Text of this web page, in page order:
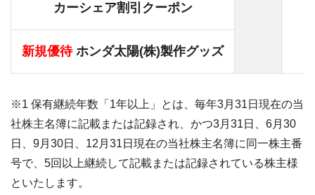
カーシェア割引クーポン
新規優待ホンダ太陽(株)製作グッズ
※1 保有継続年数「1年以上」とは、毎年3月31日現在の当
社株主名簿に記載または記録され、かつ3月31日、6月30
日、9月30日、12月31日現在の当社株主名簿に同一株主番
号で、5回以上継続して記載または記録されている株主様
といたします。